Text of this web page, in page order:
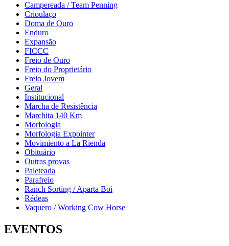
Campereada / Team Penning
Crioulaço
Doma de Ouro
Enduro
Expansão
FICCC
Freio de Ouro
Freio do Proprietário
Freio Jovem
Geral
Institucional
Marcha de Resistência
Marchita 140 Km
Morfologia
Morfologia Expointer
Movimiento a La Rienda
Obituário
Outras provas
Paleteada
Parafreio
Ranch Sorting / Aparta Boi
Rédeas
Vaquero / Working Cow Horse
EVENTOS